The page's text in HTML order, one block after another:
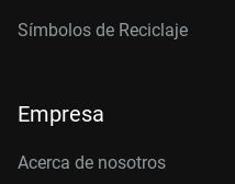
Símbolos de Reciclaje
Empresa
Acerca de nosotros